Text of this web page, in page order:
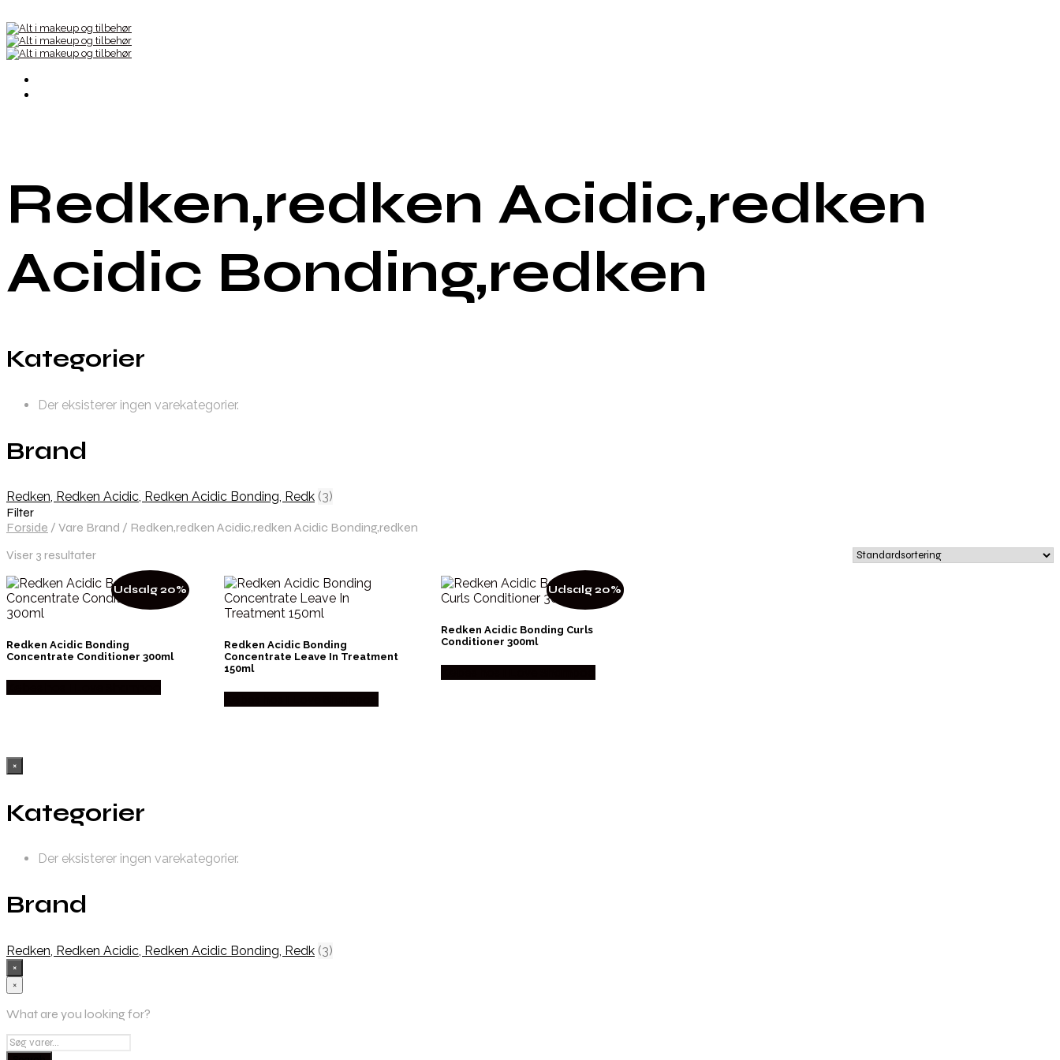
Redken,redken Acidic,redken
Acidic Bonding,redken
Kategorier
Der eksisterer ingen varekategorier.
Brand
Redken, Redken Acidic, Redken Acidic Bonding, Redk (3)
Filter
Forside / Vare Brand / Redken,redken Acidic,redken Acidic Bonding,redken
Viser 3 resultater
Udsalg 20%
Redken Acidic Bonding
Concentrate Conditioner 300ml
Redken Acidic Bonding
Concentrate Leave In Treatment
150ml
Udsalg 20%
Redken Acidic Bonding Curls
Conditioner 300ml
×
Kategorier
Der eksisterer ingen varekategorier.
Brand
Redken, Redken Acidic, Redken Acidic Bonding, Redk (3)
×
×
What are you looking for?